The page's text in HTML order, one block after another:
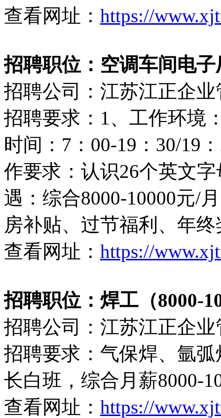
查看网址： https://
招聘职位：空调车间电子
招聘公司：江苏江正企
招聘要求：1、工作环境
时间：7：00-19：30/19
作要求：认识26个英文
遇：综合8000-10000元/
房补贴、过节福利、年
查看网址： https://
招聘职位：焊工（8000-
招聘公司：江苏江正企
招聘要求：气保焊、氩
长白班，综合月薪8000-
查看网址： https://